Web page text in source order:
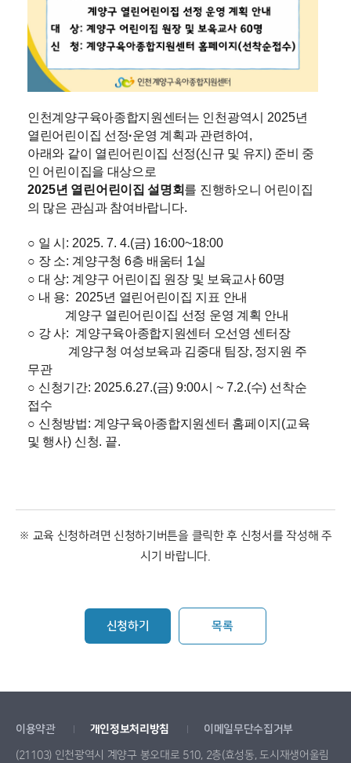
인천계양구육아종합지원센터는 인천광역시 2025년
열린어린이집 선정·운영 계획과 관련하여 ,
아래와 같이 열린어린이집 선정(신규 및 유지) 준비 중
인 어린이집을 대상으로
2025년 열린어린이집 설명회 를 진행하오니 어린이집
의 많은 관심과 참여바랍니다.
○ 일 시 : 2025. 7. 4.(금) 16:00~18:00
○ 장 소: 계양구청 6층 배움터 1실
○ 대 상: 계양구 어린이집 원장 및 보육교사60명
○ 내 용: 2025년 열린어린이집 지표 안내
계양구 열린어린이집 선정 운영 계획 안내
○ 강 사: 계양구육아종합지원센터 오선영 센터장
계양구청 여성보육과 김중대 팀장, 정지원 주
무관
○ 신청기간: 2025.6.27.(금) 9:00시 ~ 7.2.(수) 선착순
접수
○ 신청방법: 계양구육아종합지원센터 홈페이지 (교육
및 행사) 신청. 끝.
※ 교육 신청하려면 신청하기버튼을 클릭한 후 신청서를 작성해 주
시기 바랍니다.
신청하기 목록
이용약관 개인정보처리방침 이메일무단수집거부
(21103) 인천광역시 계양구 봉오대로 510, 2층(효성동, 도시재생어울림